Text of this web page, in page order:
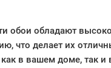
обои обладают
что делает их
в вашем доме, так и